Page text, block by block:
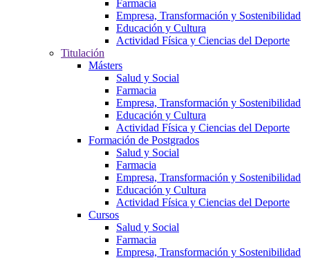
Farmacia
Empresa, Transformación y Sostenibilidad
Educación y Cultura
Actividad Física y Ciencias del Deporte
Titulación
Másters
Salud y Social
Farmacia
Empresa, Transformación y Sostenibilidad
Educación y Cultura
Actividad Física y Ciencias del Deporte
Formación de Postgrados
Salud y Social
Farmacia
Empresa, Transformación y Sostenibilidad
Educación y Cultura
Actividad Física y Ciencias del Deporte
Cursos
Salud y Social
Farmacia
Empresa, Transformación y Sostenibilidad